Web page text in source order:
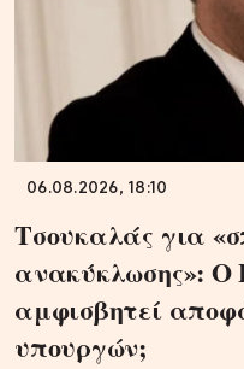
06.08.2026, 18:10
Τσουκαλάς για
ανακύκλωσης»: Ο
αμφισβητεί
υπουργών;